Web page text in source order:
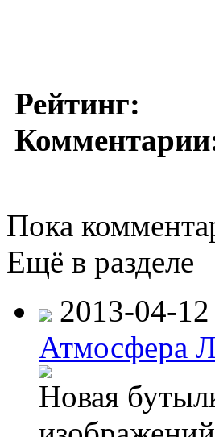
Рейтинг:
Пока
Ещё в разделе
2013-04-
Атмосфера
Новая